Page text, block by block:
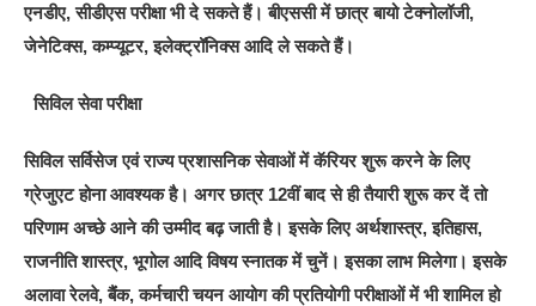
एनडीए, सीडीएस परीक्षा भी दे सकते हैं। बीएससी में छात्र बायो टेक्नोलॉजी,
जेनेटिक्स, कम्प्यूटर, इलेक्ट्रॉनिक्स आदि ले सकते हैं।
सिविल सेवा परीक्षा
सिविल सर्विसेज एवं राज्य प्रशासनिक सेवाओं में कॅरियर शुरू करने के लिए
ग्रेजुएट होना आवश्यक है। अगर छात्र 12वीं बाद से ही तैयारी शुरू कर दें तो
परिणाम अच्छे आने की उम्मीद बढ़ जाती है। इसके लिए अर्थशास्त्र, इतिहास,
राजनीति शास्त्र, भूगोल आदि विषय स्नातक में चुनें। इसका लाभ मिलेगा। इसके
अलावा रेलवे, बैंंक, कर्मचारी चयन आयोग की प्रतियोगी परीक्षाओं में भी शामिल हो